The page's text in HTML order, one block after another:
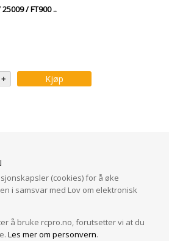
/ FT900 ..
Kjøp
(cookies) for å øke
i samsvar med Lov om elektronisk
å bruke rcpro.no, forutsetter vi at du
Les mer om personvern.